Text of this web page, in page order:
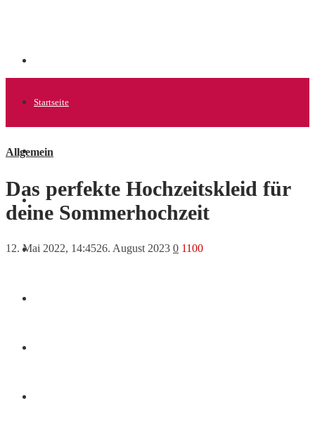
Startseite
Allgemein
Startups
News
Allgemein
Das perfekte Hochzeitskleid für
deine Sommerhochzeit
12. Mai 2022, 14:4526. August 2023 0 1100